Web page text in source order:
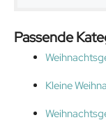
Passende
Kleine